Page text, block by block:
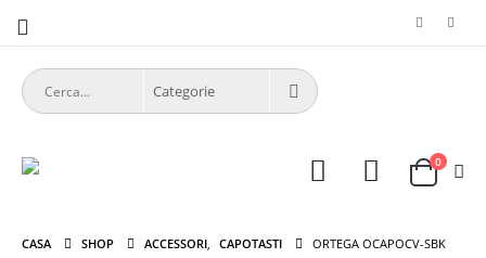
0
CASA SHOP ACCESSORI, CAPOTASTI ORTEGA OCAPOCV-SBK